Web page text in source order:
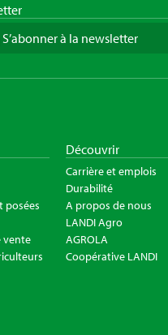
S’abonner à la newsletter
posées
vente
Découvrir
Carrière et emplois
Durabilité
A propos de nous
LANDI Agro
AGROLA
Coopérative LANDI